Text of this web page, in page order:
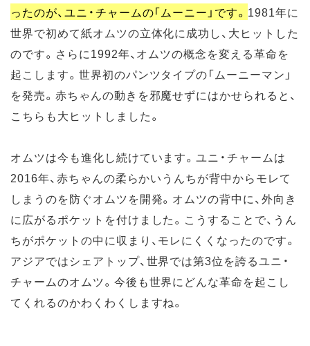
ったのが、ユニ・チャームの「ムーニー」です。 1981年に
世界で初めて紙オムツの立体化に成功し、大ヒットした
のです。さらに1992年、オムツの概念を変える革命を
起こします。世界初のパンツタイプの「ムーニーマン」
を発売。赤ちゃんの動きを邪魔せずにはかせられると、
こちらも大ヒットしました。
オムツは今も進化し続けています。ユニ・チャームは
2016年、赤ちゃんの柔らかいうんちが背中からモレて
しまうのを防ぐオムツを開発。オムツの背中に、外向き
に広がるポケットを付けました。こうすることで、うん
ちがポケットの中に収まり、モレにくくなったのです。
アジアではシェアトップ、世界では第3位を誇るユニ・
チャームのオムツ。今後も世界にどんな革命を起こし
てくれるのかわくわくしますね。